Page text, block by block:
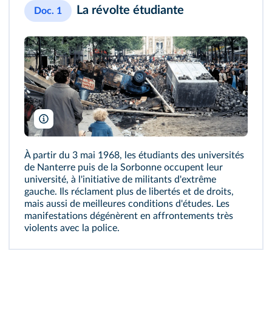
Doc. 1 La révolte étudiante
Janine Niepce/Roger-Viollet
À partir du 3 mai 1968, les étudiants des universités
de Nanterre puis de la Sorbonne occupent leur
université, à l'initiative de militants d'extrême
gauche. Ils réclament plus de libertés et de droits,
mais aussi de meilleures conditions d'études. Les
manifestations dégénèrent en affrontements très
violents avec la police.